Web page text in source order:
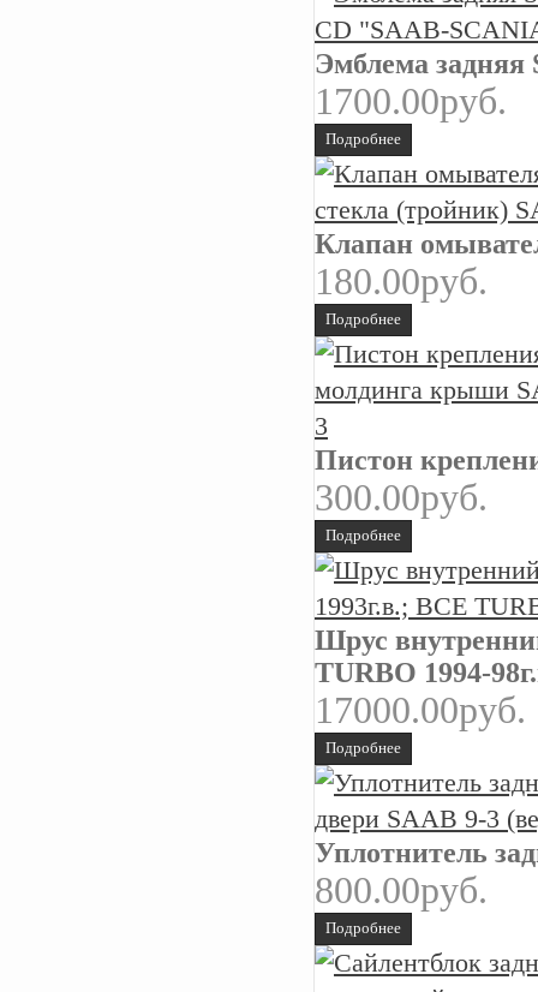
Эмблема
1700.00руб.
Подробнее
Клапан
180.00руб.
Подробнее
Пистон
300.00руб.
Подробнее
Шрус
TURBO 1994-
17000.00руб.
Подробнее
Уплотнитель
800.00руб.
Подробнее